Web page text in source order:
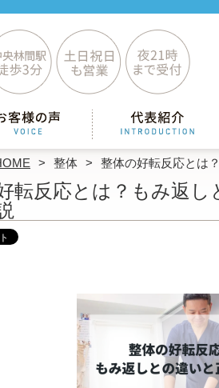
整体 整体の好転反応とは
転反応とは？もみ返